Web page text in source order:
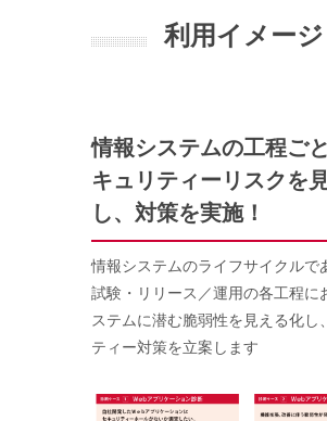
リモートアクセス リモー
SSHサーバー Secure
Webサーバー Webサー
バックドア バック
ピアツーピア P2Pプロ
利用イメージ
情報システムの工程ご
キュリティーリスクを
し、対策を実施！
情報システムのライフサイクルで
試験・リリース／運用の各工程に
ステムに潜む脆弱性を見える化し
ティー対策を立案します